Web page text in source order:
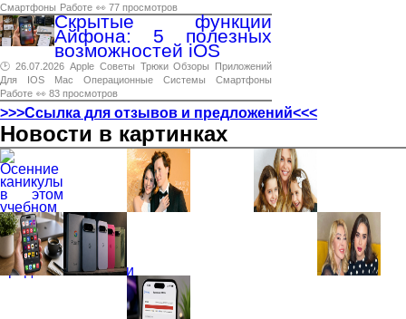
Смартфоны Работе 👀 77 просмотров
Скрытые функции
Айфона: 5 полезных
возможностей iOS
🕑 26.07.2026 Apple Советы Трюки Обзоры
Приложений
Для
IOS Mac Операционные Системы
Смартфоны
Работе 👀 83 просмотров
>>>Ссылка для отзывов и предложений<<<
Новости в картинках